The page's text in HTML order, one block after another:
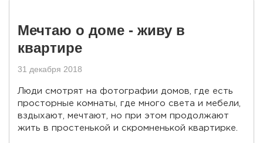
Мечтаю о доме - живу в
квартире
31 декабря 2018
Люди смотрят на фотографии домов, где есть
просторные комнаты, где много света и мебели,
вздыхают, мечтают, но при этом продолжают
жить в простенькой и скромненькой квартирке.